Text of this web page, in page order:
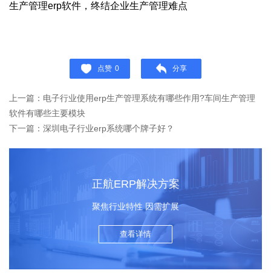
生产管理erp软件，终结企业生产管理难点
点赞 0 分享
上一篇：电子行业使用erp生产管理系统有哪些作用?车间生产管理
软件有哪些主要模块
下一篇：​深圳电子行业erp系统哪个牌子好？
正航ERP解决方案
聚焦行业特性 因需扩展
查看详情